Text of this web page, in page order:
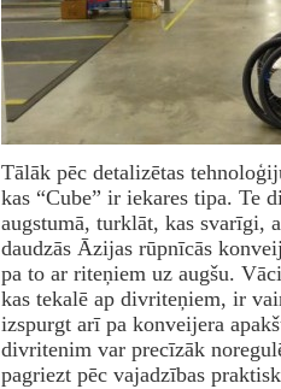
Tālāk pēc detalizētas
kas “Cube” ir iekares tipa. Te
augstumā, turklāt, kas svarīgi,
daudzās Āzijas rūpnīcās
pa to ar riteņiem uz augšu.
kas tekalē ap divriteņiem, ir
izspurgt arī pa konveijera
divritenim var precīzāk
pagriezt pēc vajadzības